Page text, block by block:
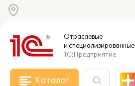
Отраслевые
и специализированные
1С:Предприятие
Каталог